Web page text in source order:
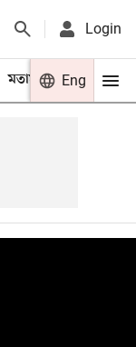
Login
মতামত খেলা
Eng